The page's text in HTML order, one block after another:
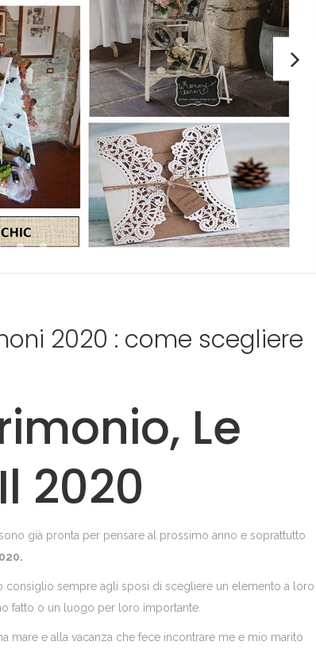
2020 : come scegliere
Le
2020
già pronta per pensare al prossimo anno e soprattutto
consiglio sempre agli sposi di scegliere un elemento a loro
fatto o un luogo per loro importante.
mare e alla vacanza che fece incontrare me e mio marito